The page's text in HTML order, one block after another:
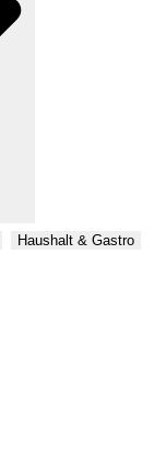
Haushalt & Gastro